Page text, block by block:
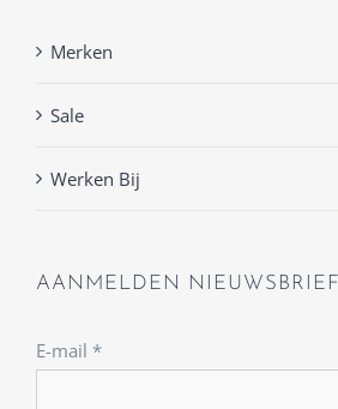
Merken
Sale
Werken Bij
AANMELDEN NIEUWSBRIEF
E-mail *